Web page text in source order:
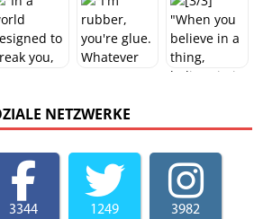
NETZWERKE
3344 1249 3982